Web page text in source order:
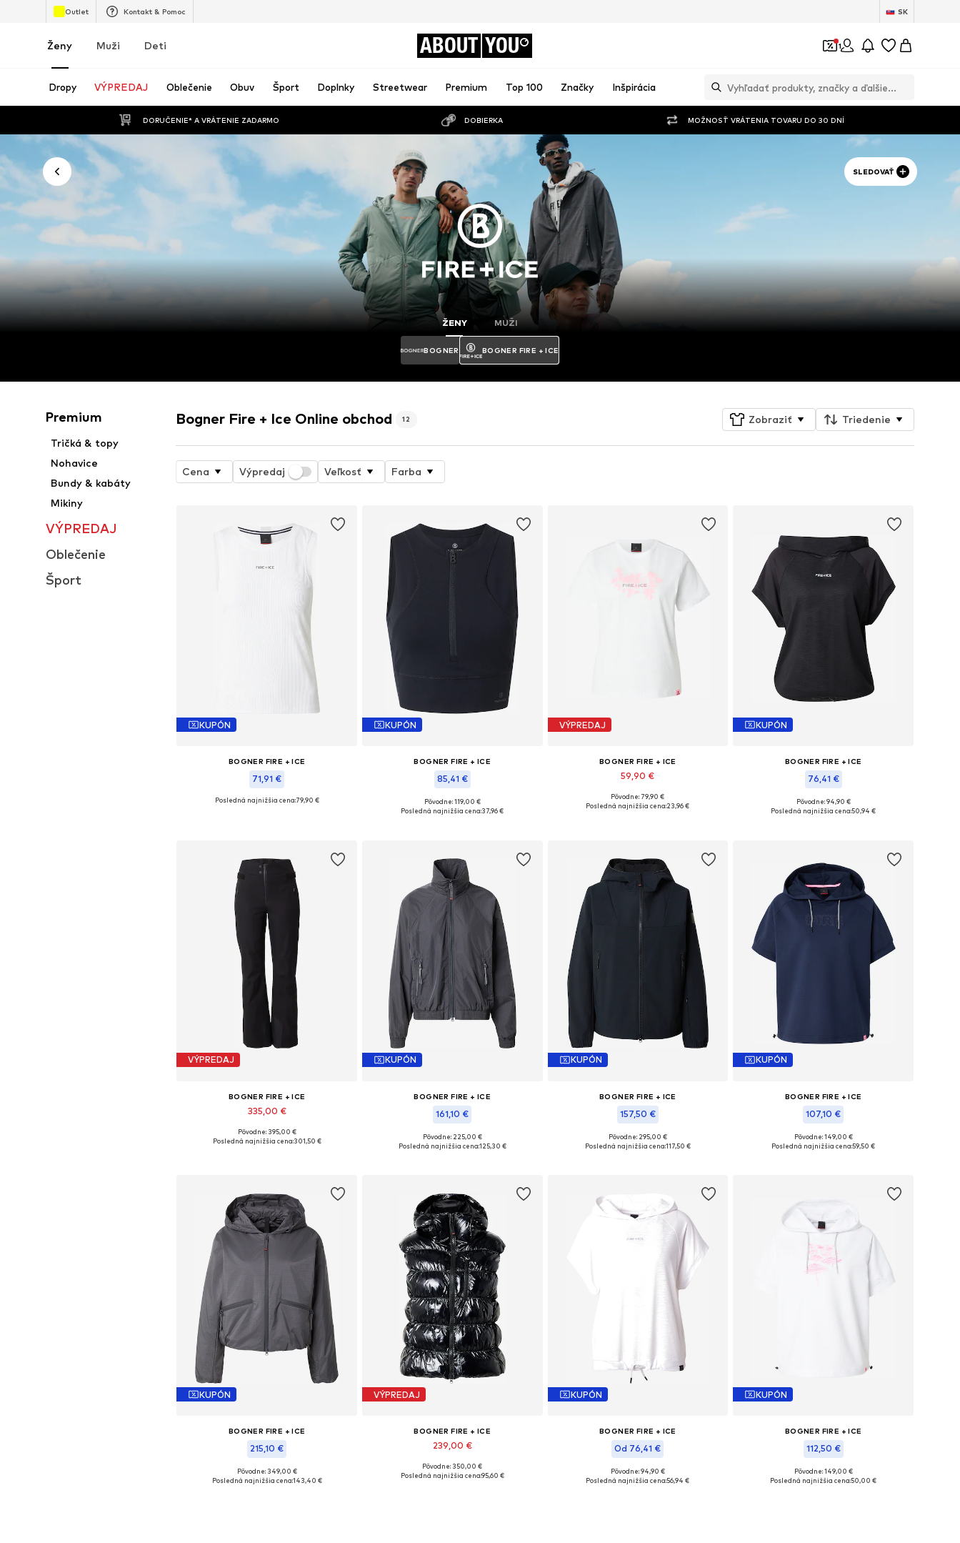
Outlet Kontakt & Pomoc SK
Ženy Muži Deti ABOUT YOU 1
Dropy VÝPREDAJ Oblečenie Obuv Šport Doplnky Streetwear Premium Top 100 Značky Inšpirácia
DORUČENIE* A VRÁTENIE ZADARMO DOBIERKA MOŽNOSŤ VRÁTENIA TOVARU DO 30 DNÍ
SLEDOVAŤ
ŽENY MUŽI
BOGNER BOGNER FIRE + ICE
Premium
Tričká & topy
Nohavice
Bundy & kabáty
Mikiny
VÝPREDAJ
Oblečenie
Šport
Bogner Fire + Ice Online obchod 12 Zobraziť Triedenie
Cena Výpredaj Veľkosť Farba
KUPÓN
BOGNER FIRE + ICE
71,91 €
Dostupné veľkosti: XS, S, M, L, XL, XXL
Posledná najnižšia cena:79,90 €
KUPÓN
BOGNER FIRE + ICE
85,41 €
Dostupné veľkosti: XS, S, M, L
Pôvodne: 119,00 €
Posledná najnižšia cena:37,96 €
VÝPREDAJ
BOGNER FIRE + ICE
59,90 €
Dostupné veľkosti: XS, S, M, L, XL
Pôvodne: 79,90 €
Posledná najnižšia cena:23,96 €
KUPÓN
BOGNER FIRE + ICE
76,41 €
Dostupné veľkosti: XS, S, M
Pôvodne: 94,90 €
Posledná najnižšia cena:50,94 €
VÝPREDAJ
BOGNER FIRE + ICE
335,00 €
Dostupné veľkosti: S, S-M
Pôvodne: 395,00 €
Posledná najnižšia cena:301,50 €
KUPÓN
BOGNER FIRE + ICE
161,10 €
Dostupné veľkosti: S-M
Pôvodne: 225,00 €
Posledná najnižšia cena:125,30 €
KUPÓN
BOGNER FIRE + ICE
157,50 €
Dostupné veľkosti: XS-S, S, S-M
Pôvodne: 295,00 €
Posledná najnižšia cena:117,50 €
KUPÓN
BOGNER FIRE + ICE
107,10 €
Dostupné veľkosti: XS, M
Pôvodne: 149,00 €
Posledná najnižšia cena:59,50 €
KUPÓN
BOGNER FIRE + ICE
215,10 €
Dostupné veľkosti: L
Pôvodne: 349,00 €
Posledná najnižšia cena:143,40 €
VÝPREDAJ
BOGNER FIRE + ICE
239,00 €
Dostupné veľkosti: XXL
Pôvodne: 350,00 €
Posledná najnižšia cena:95,60 €
KUPÓN
BOGNER FIRE + ICE
Od 76,41 €
Dostupné veľkosti: XS, S, XL
Pôvodne: 94,90 €
Posledná najnižšia cena:56,94 €
KUPÓN
BOGNER FIRE + ICE
112,50 €
Dostupné veľkosti: L
Pôvodne: 149,00 €
Posledná najnižšia cena:50,00 €